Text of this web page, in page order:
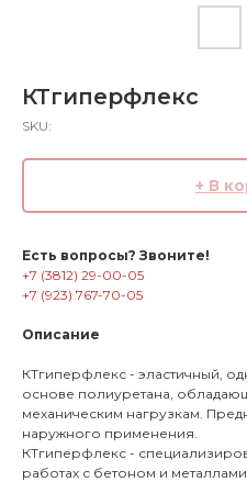
КТгиперфлекс
SKU:
+ В
Есть вопросы? Звоните!
+7 (3812) 29-00-05
+7 (923) 767-70-05
Описание
КТгиперфлекс - эластичный,
основе полиуретана,
механическим нагрузкам.
наружного применения.
КТгиперфлекс -
работах с бетоном и